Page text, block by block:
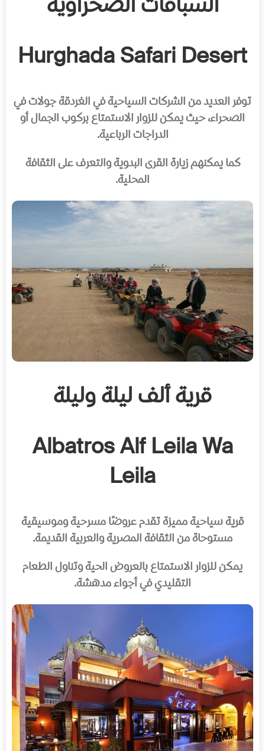
Hurghada Safari Desert
توفر العديد من الشركات السياحية في الغردقة جولات في
الصحراء، حيث يمكن للزوار الاستمتاع بركوب الجمال أو
الدراجات الرباعية.
كما يمكنهم زيارة القرى البدوية والتعرف على الثقافة
المحلية.
قرية ألف ليلة وليلة
Albatros Alf Leila Wa
Leila
قرية سياحية مميزة تقدم عروضًا مسرحية وموسيقية
مستوحاة من الثقافة المصرية والعربية القديمة.
يمكن للزوار الاستمتاع بالعروض الحية وتناول الطعام
التقليدي في أجواء مدهشة.